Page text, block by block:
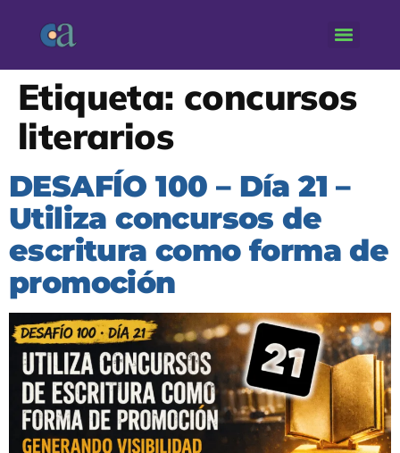
Etiqueta: concursos
literarios
DESAFÍO 100 – Día 21 –
Utiliza concursos de
escritura como forma de
promoción